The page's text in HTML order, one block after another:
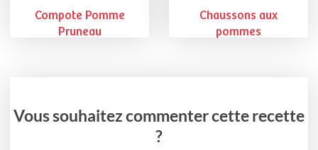
Compote Pomme
Pruneau
Chaussons aux
pommes
Vous souhaitez commenter cette recette
?